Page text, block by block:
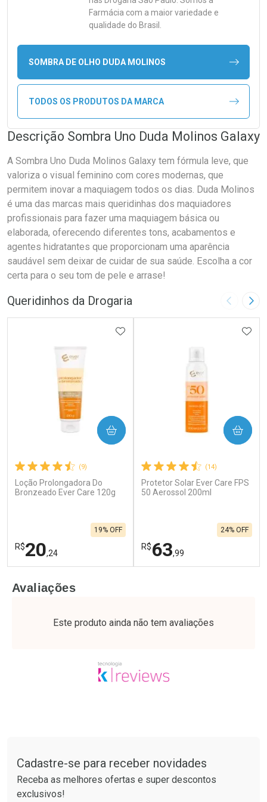
Farmácia com a maior variedade e
qualidade do Brasil.
SOMBRA DE OLHO DUDA MOLINOS
TODOS OS PRODUTOS DA MARCA
Descrição Sombra Uno Duda Molinos Galaxy
A Sombra Uno Duda Molinos Galaxy tem fórmula leve, que
valoriza o visual feminino com cores modernas, que
permitem inovar a maquiagem todos os dias. Duda Molinos
é uma das marcas mais queridinhas dos maquiadores
profissionais para fazer uma maquiagem básica ou
elaborada, oferecendo diferentes tons, acabamentos e
agentes hidratantes que proporcionam uma aparência
saudável sem deixar de cuidar de sua saúde. Escolha a cor
certa para o seu tom de pele e arrase!
Queridinhos da Drogaria Imagem
(9)
Loção Prolongadora Do
Bronzeado Ever Care 120g
R$20,24
19% OFF
ADICIONAR AOS FAVORITOS
COMPRAR
Laboratório
Ativar Desconto
Por Menos
Comprar sem Desconto
Por R$ 20,24/cada
(14)
Protetor Solar Ever Care FPS
50 Aerossol 200ml
R$63,99
24% OFF
COMPRAR
Laboratório
Ativar Desconto
Por Menos
Comprar sem Desconto
Avaliações
Este produto ainda não tem avaliações
Cadastre-se para receber novidades
Receba as melhores ofertas e super descontos
exclusivos!